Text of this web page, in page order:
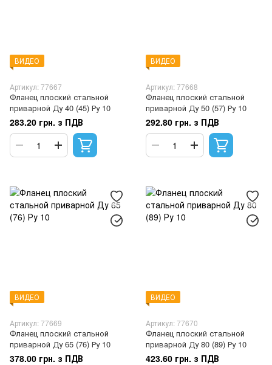
ВИДЕО
Артикул: 77667
Фланец плоский стальной
приварной Ду 40 (45) Ру 10
283.20 грн. з ПДВ
ВИДЕО
Артикул: 77668
Фланец плоский стальной
приварной Ду 50 (57) Ру 10
292.80 грн. з ПДВ
ВИДЕО
Артикул: 77669
Фланец плоский стальной
приварной Ду 65 (76) Ру 10
378.00 грн. з ПДВ
ВИДЕО
Артикул: 77670
Фланец плоский стальной
приварной Ду 80 (89) Ру 10
423.60 грн. з ПДВ